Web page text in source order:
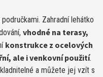
Zahradní lehátko
vhodné na terasy,
konstrukce z ocelových
ale i venkovní použití.
a můžete jej vzít s